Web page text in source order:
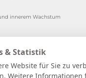
innerem Wachstum
zum Kartenlegen sichern
& Statistik
Website für Sie zu
Weitere Informationen